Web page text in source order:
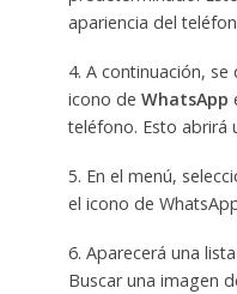
apariencia del
4. A continuación,
icono de WhatsApp
teléfono. Esto abrirá
5. En el menú,
el icono de
6. Aparecerá una
Buscar una imagen